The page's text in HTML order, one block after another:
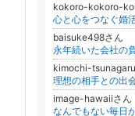
kokoro-kokoro-
心と心をつなぐ婚
baisuke498さん
永年続いた会社の
kimochi-
image-hawaiiさん